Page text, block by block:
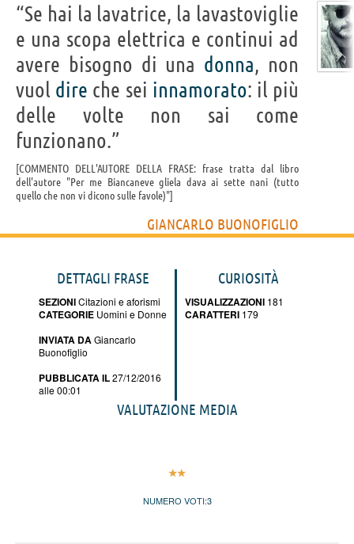
“Se hai la lavatrice, la lavastoviglie
e una scopa elettrica e continui ad
avere bisogno di una donna, non
vuol dire che sei innamorato: il più
delle volte non sai come
funzionano.”
COMMENTO DELL'AUTORE DELLA FRASE: frase tratta dal libro
dell'autore "Per me Biancaneve gliela dava ai sette nani (tutto
quello che non vi dicono sulle favole)"
GIANCARLO BUONOFIGLIO
DETTAGLI FRASE
SEZIONICitazioni e aforismi
CATEGORIE Uomini e Donne
INVIATA DAGiancarlo
Buonofiglio
PUBBLICATA IL27/12/2016
alle 00:01
CURIOSITÀ
VISUALIZZAZIONI 181
CARATTERI 179
VALUTAZIONE MEDIA
NUMERO VOTI:3